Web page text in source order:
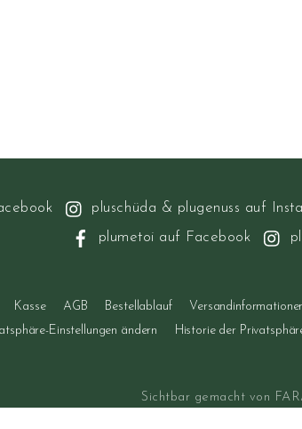
pluschüda & plugenuss auf
plumetoi auf Facebook
Kasse AGB Bestellablauf
Einstellungen ändern
Historie der
Sichtbar gemacht von